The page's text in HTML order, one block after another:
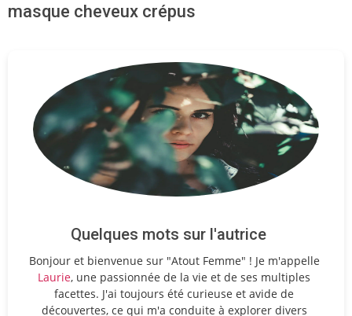
masque cheveux crépus
Quelques mots sur l'autrice
Bonjour et bienvenue sur "Atout Femme" ! Je m'appelle
Laurie, une passionnée de la vie et de ses multiples
facettes. J'ai toujours été curieuse et avide de
découvertes, ce qui m'a conduite à explorer divers